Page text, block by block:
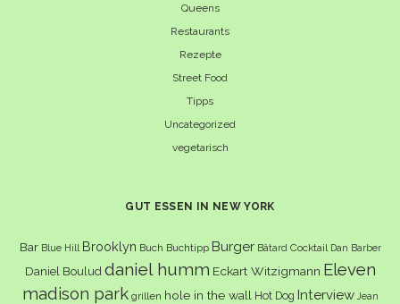
Queens
Restaurants
Rezepte
Street Food
Tipps
Uncategorized
vegetarisch
GUT ESSEN IN NEW YORK
Bar Blue Hill Brooklyn Buch Buchtipp Burger Bâtard Cocktail Dan Barber
Daniel Boulud daniel humm Eckart Witzigmann Eleven
madison park grillen hole in the wall Hot Dog Interview Jean